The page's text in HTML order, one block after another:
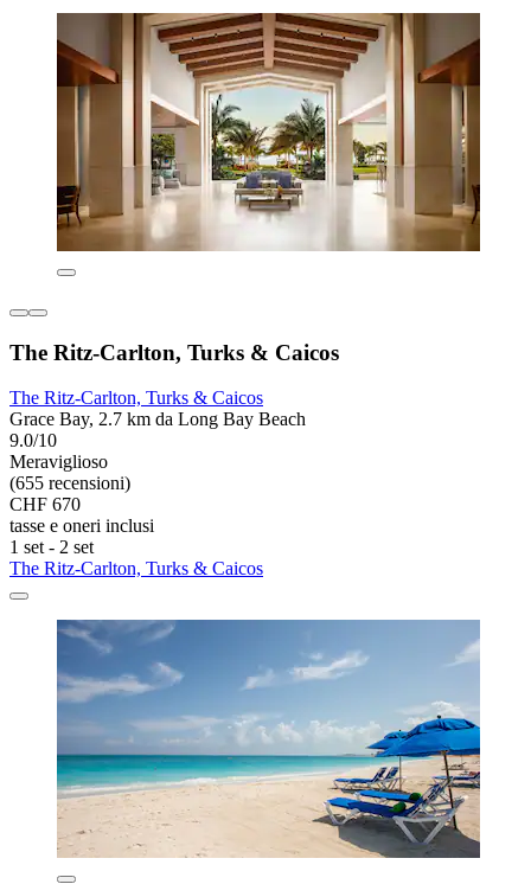
The Ritz-Carlton, Turks & Caicos
The Ritz-Carlton, Turks & Caicos
Grace Bay, 2.7 km da Long Bay Beach
9.0/10
Meraviglioso
(655 recensioni)
CHF 670
tasse e oneri inclusi
1 set - 2 set
The Ritz-Carlton, Turks & Caicos